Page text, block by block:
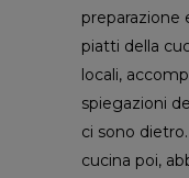
preparazione
piatti della
locali,
spiegazioni
ci sono
cucina poi,